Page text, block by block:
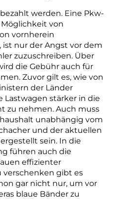
werden. Eine Pkw-
von
vornherein
ist nur der Angst vor dem
zuzuschreiben. Über
die Gebühr auch für
Zuvor gilt es, wie von
der Länder
Lastwagen stärker in die
zu nehmen. Auch muss
unabhängig vom
und der aktuellen
sein. In die
führen auch die
effizienter
verschenken gibt es
gar nicht nur, um vor
blaue Bänder zu